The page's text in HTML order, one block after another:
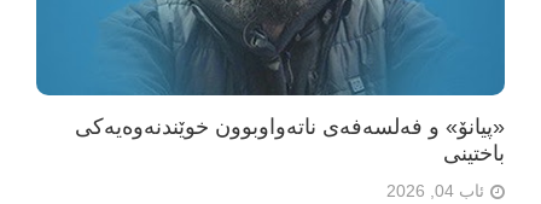
«پیانۆ» و فەلسەفەی ناتەواوبوون خوێندنەوەیەکی
باختینی
ئاب 04, 2026